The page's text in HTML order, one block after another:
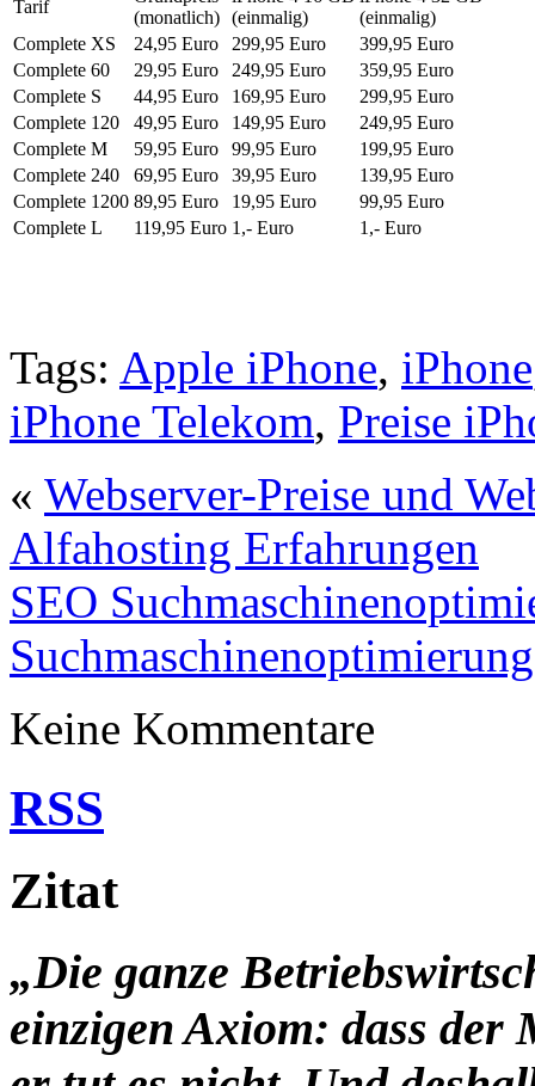
Tarif
(monatlich) (einmalig)
(einmalig)
Complete XS
24,95 Euro 299,95 Euro
399,95 Euro
Complete 60
29,95 Euro 249,95 Euro
359,95 Euro
Complete S
44,95 Euro 169,95 Euro
299,95 Euro
Complete 120
49,95 Euro 149,95 Euro
249,95 Euro
Complete M
59,95 Euro 99,95 Euro
199,95 Euro
Complete 240
69,95 Euro 39,95 Euro
139,95 Euro
Complete 1200 89,95 Euro 19,95 Euro
99,95 Euro
Complete L
119,95 Euro 1,- Euro 1,- Euro
Tags: Apple iPhone, iPhone
iPhone Telekom, Preise
« Webserver-Preise und
Alfahosting Erfahrungen
SEO
Keine Kommentare
RSS
Zitat
„Die ganze
einzigen Axiom: dass der